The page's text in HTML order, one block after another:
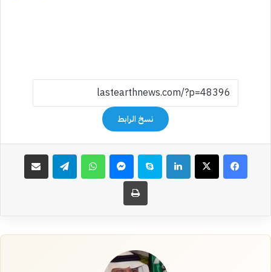
نسخ الرابط
فيسبوك‫X لينكدإن سكايب ماسنجر واتساب تيلقرام مشاركة عبر البريد
طباعة